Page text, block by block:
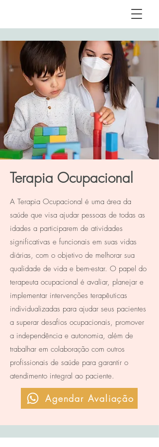
Terapia Ocupacional
A Terapia Ocupacional é uma área da
saúde que visa ajudar pessoas de todas as
idades a participarem de atividades
significativas e funcionais em suas vidas
diárias, com o objetivo de melhorar sua
qualidade de vida e bem-estar. O papel do
terapeuta ocupacional é avaliar, planejar e
implementar intervenções terapêuticas
individualizadas para ajudar seus pacientes
a superar desafios ocupacionais, promover
a independência e autonomia, além de
trabalhar em colaboração com outros
profissionais de saúde para garantir o
atendimento integral ao paciente.
Agendar Avaliação